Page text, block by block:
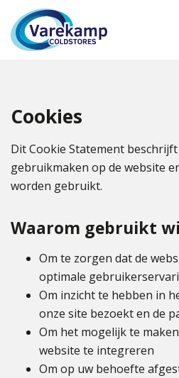
Cookies
Dit Cookie Statement
gebruikmaken op de website
worden gebruikt.
Waarom gebruikt
Om te zorgen dat de
optimale
Om inzicht te hebben in
onze site bezoekt en de
Om het mogelijk te
website te integreren
Om op uw behoefte